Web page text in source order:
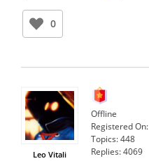
0
Leo Vitali
Offline
Registered On:
Topics:448
Replies:4069